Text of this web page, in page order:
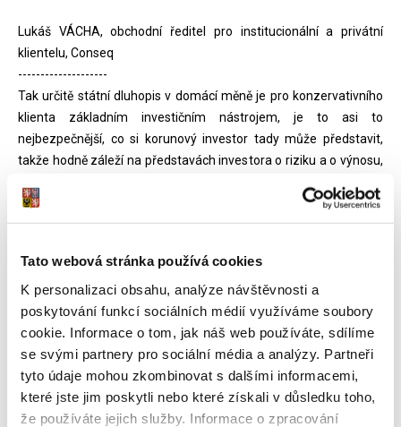
Tato webová stránka používá cookies
K personalizaci obsahu, analýze návštěvnosti a
poskytování funkcí sociálních médií využíváme soubory
cookie. Informace o tom, jak náš web používáte, sdílíme
se svými partnery pro sociální média a analýzy. Partneři
tyto údaje mohou zkombinovat s dalšími informacemi,
které jste jim poskytli nebo které získali v důsledku toho,
že používáte jejich služby. Informace o zpracování
Lukáš VÁCHA, obchodní ředitel pro institucionální a privátní
klientelu, Conseq
--------------------
Tak určitě státní dluhopis v domácí měně je pro konzervativního
klienta základním investičním nástrojem, je to asi to
nejbezpečnější, co si korunový investor tady může představit,
takže hodně záleží na představách investora o riziku a o výnosu,
Naopak pro někoho, kdo si spoří na penzi, která nastane za 30, 40
let, tak určitě by státní dluhopisy měly být spíše minoritní složkou.
Rozhovor
Veronika KUBÍČKOVÁ, moderátorka
--------------------
Do diskuse ještě přibereme náměstka ministra financí pro
rozpočet Jana Gregora, kterého zdravím po telefonu, dobrý
večer i vám. Pane náměstku, v tuto chvíli se bavíme o tom, že
pražská burza neustále stagnuje, že je složité do něčeho